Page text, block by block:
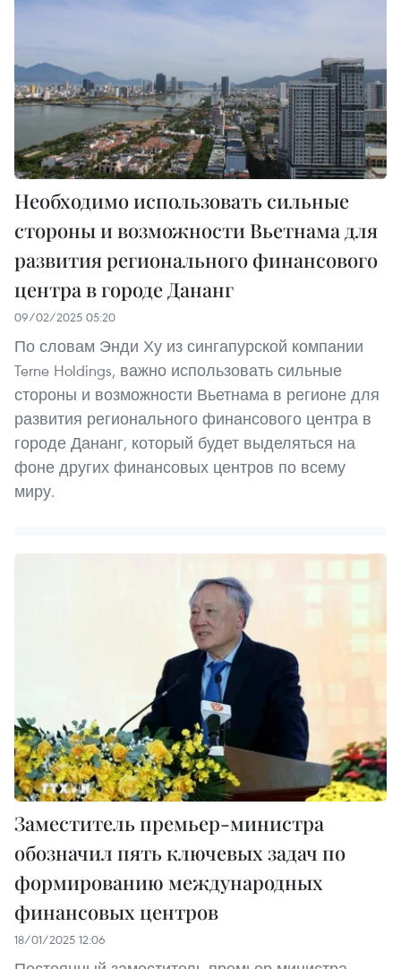
Необходимо использовать сильные
стороны и возможности Вьетнама для
развития регионального финансового
центра в городе Дананг
09/02/2025 05:20
По словам Энди Ху из сингапурской компании
Terne Holdings, важно использовать сильные
стороны и возможности Вьетнама в регионе для
развития регионального финансового центра в
городе Дананг, который будет выделяться на
фоне других финансовых центров по всему
миру.
Заместитель премьер-министра
обозначил пять ключевых задач по
формированию международных
финансовых центров
18/01/2025 12:06